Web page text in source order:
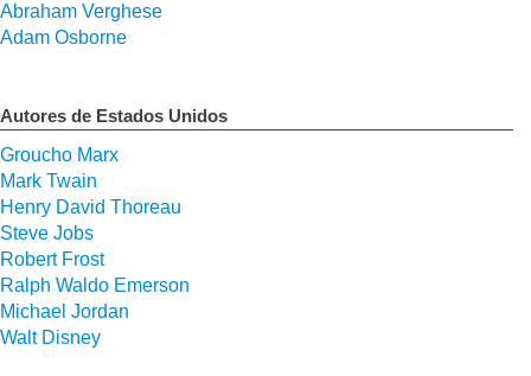
Abraham Verghese
Adam Osborne
Autores de Estados Unidos
Groucho Marx
Mark Twain
Henry David Thoreau
Steve Jobs
Robert Frost
Ralph Waldo Emerson
Michael Jordan
Walt Disney